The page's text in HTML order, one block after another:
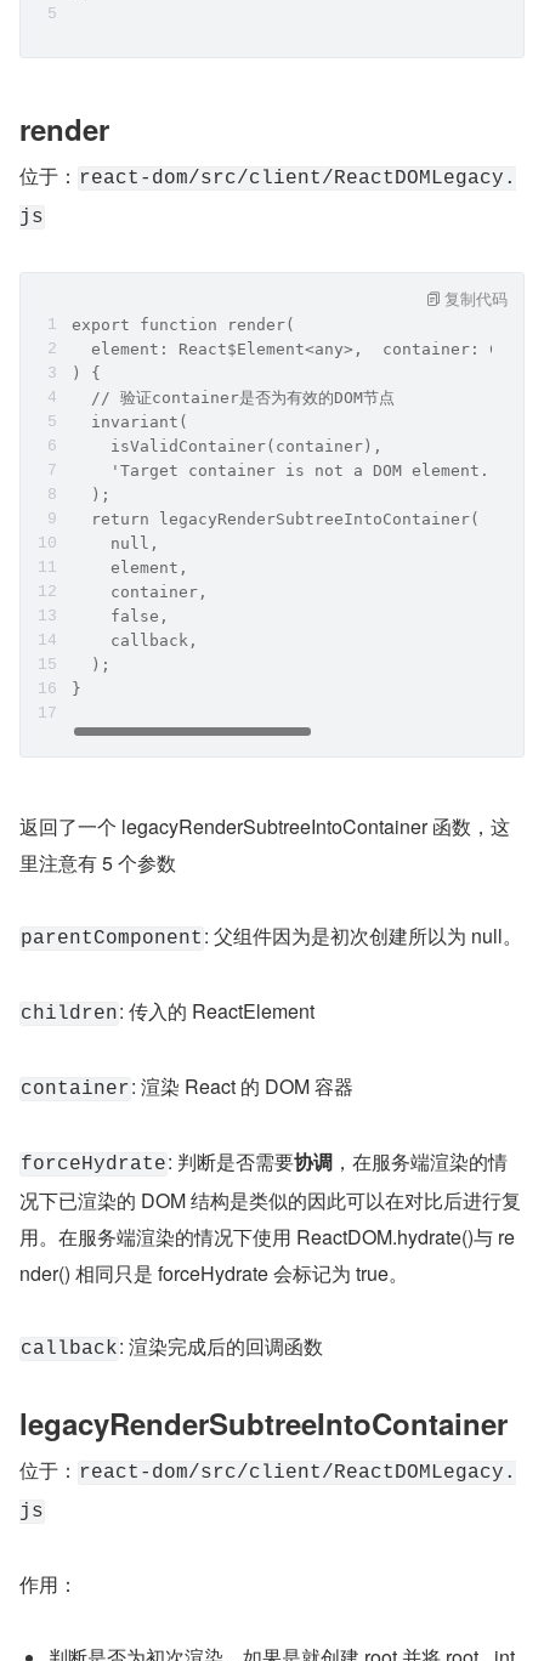
render
位于： react-dom/src/client/ReactDOMLegacy.
js
export function render(
element: React$Element<any>,  container:
) {
  // 验证container是否为有效的DOM节点
  invariant(
    isValidContainer(container),
    'Target container is not a DOM element.',
  );
  return legacyRenderSubtreeIntoContainer(
    null,
    element,
    container,
    false,
    callback,
  );
}
复制代码
返回了一个 legacyRenderSubtreeIntoContainer 函数，这
里注意有 5 个参数
parentComponent : 父组件因为是初次创建所以为 null。
children: 传入的 ReactElement
container: 渲染 React 的 DOM 容器
forceHydrate: 判断是否需要协调 ，在服务端渲染的情
况下已渲染的 DOM 结构是类似的因此可以在对比后进行复
用。在服务端渲染的情况下使用 ReactDOM.hydrate()与 re
nder() 相同只是 forceHydrate 会标记为 true。
callback: 渲染完成后的回调函数
legacyRenderSubtreeIntoContainer
位于： react-dom/src/client/ReactDOMLegacy.
js
作用：